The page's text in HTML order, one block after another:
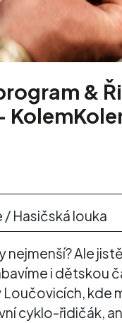
&
Hasičská louka
nejmenší? Ale
i dětskou
Loučovicích, kde
cyklo-řidičák,